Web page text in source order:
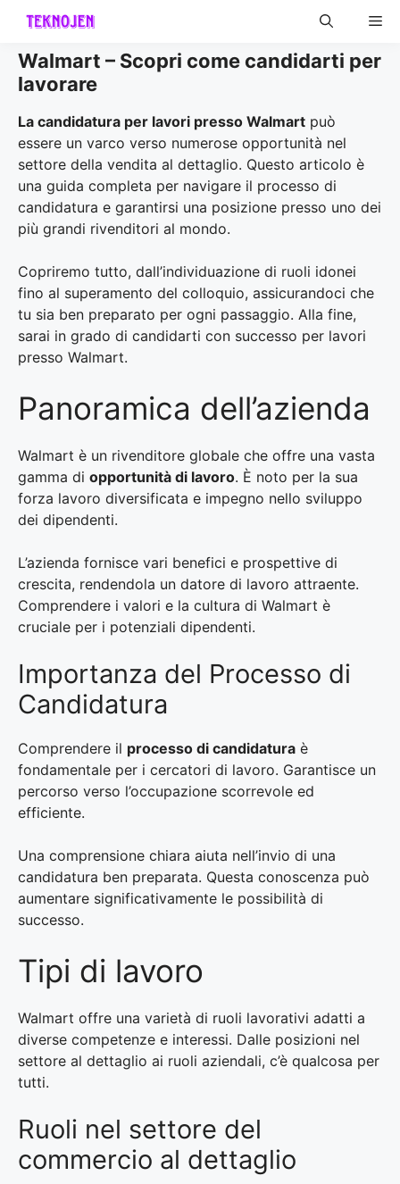
Skip
content
Walmart – Scopri come candidarti per
lavorare
La candidatura per lavori presso Walmart può
essere un varco verso numerose opportunità nel
settore della vendita al dettaglio. Questo articolo è
una guida completa per navigare il processo di
candidatura e garantirsi una posizione presso uno dei
più grandi rivenditori al mondo.
Copriremo tutto, dall’individuazione di ruoli idonei
fino al superamento del colloquio, assicurandoci che
tu sia ben preparato per ogni passaggio. Alla fine,
sarai in grado di candidarti con successo per lavori
presso Walmart.
Panoramica dell’azienda
Walmart è un rivenditore globale che offre una vasta
gamma di opportunità di lavoro. È noto per la sua
forza lavoro diversificata e impegno nello sviluppo
dei dipendenti.
L’azienda fornisce vari benefici e prospettive di
crescita, rendendola un datore di lavoro attraente.
Comprendere i valori e la cultura di Walmart è
cruciale per i potenziali dipendenti.
Importanza del Processo di
Candidatura
Comprendere il processo di candidatura è
fondamentale per i cercatori di lavoro. Garantisce un
percorso verso l’occupazione scorrevole ed
efficiente.
Una comprensione chiara aiuta nell’invio di una
candidatura ben preparata. Questa conoscenza può
aumentare significativamente le possibilità di
successo.
Tipi di lavoro
Walmart offre una varietà di ruoli lavorativi adatti a
diverse competenze e interessi. Dalle posizioni nel
settore al dettaglio ai ruoli aziendali, c’è qualcosa per
tutti.
Ruoli nel settore del
commercio al dettaglio